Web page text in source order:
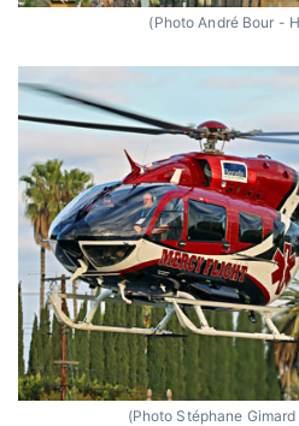
(Photo André Bour -
(Photo Stéphane